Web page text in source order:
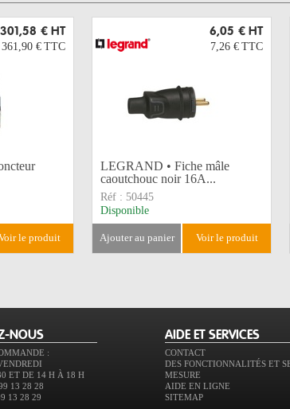
301,58 € HT
361,90 € TTC
voir le produit
6,05 € HT
7,26 € TTC
LEGRAND • Fiche mâle
caoutchouc noir 16A...
Réf : 50445
Disponible
ajouter au panier voir le produit
NOUS
:
ET DE 14 H À 18 H
13 28 28
13 28 29
AIDE ET SERVICES
CONTACT
DES FONCTIONNALITÉS ET
MESURE
AIDE EN LIGNE
SITEMAP